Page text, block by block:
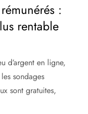
:
rentable
d’argent en ligne,
sondages
sont gratuites,